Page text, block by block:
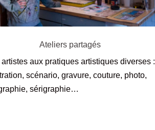
Ateliers partagés
artistes aux pratiques artistiques diverses :
scénario, gravure, couture, photo,
sérigraphie…